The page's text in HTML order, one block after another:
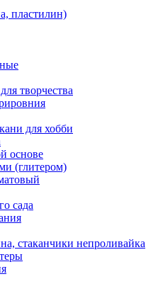
пластилин)
творчества
для хобби
основе
(глитером)
сада
стаканчики непроливайка